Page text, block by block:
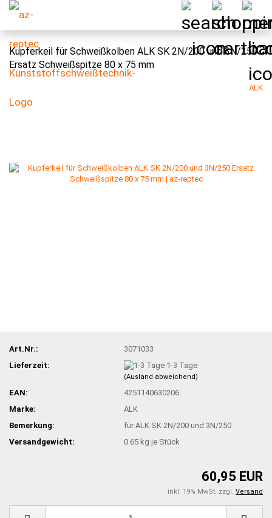
Kupferkeil für Schweißkolben ALK SK 2N/200 und 3N/250
Ersatz Schweißspitze 80 x 75 mm
ALK
Art.Nr.:
3071033
Lieferzeit:
1-3 Tage
(Ausland abweichend)
EAN:
4251140630206
Marke:
ALK
Bemerkung:
für ALK SK 2N/200 und 3N/250
Versandgewicht:
0.65 kg je Stück
60,95 EUR
inkl. 19% MwSt. zzgl. Versand